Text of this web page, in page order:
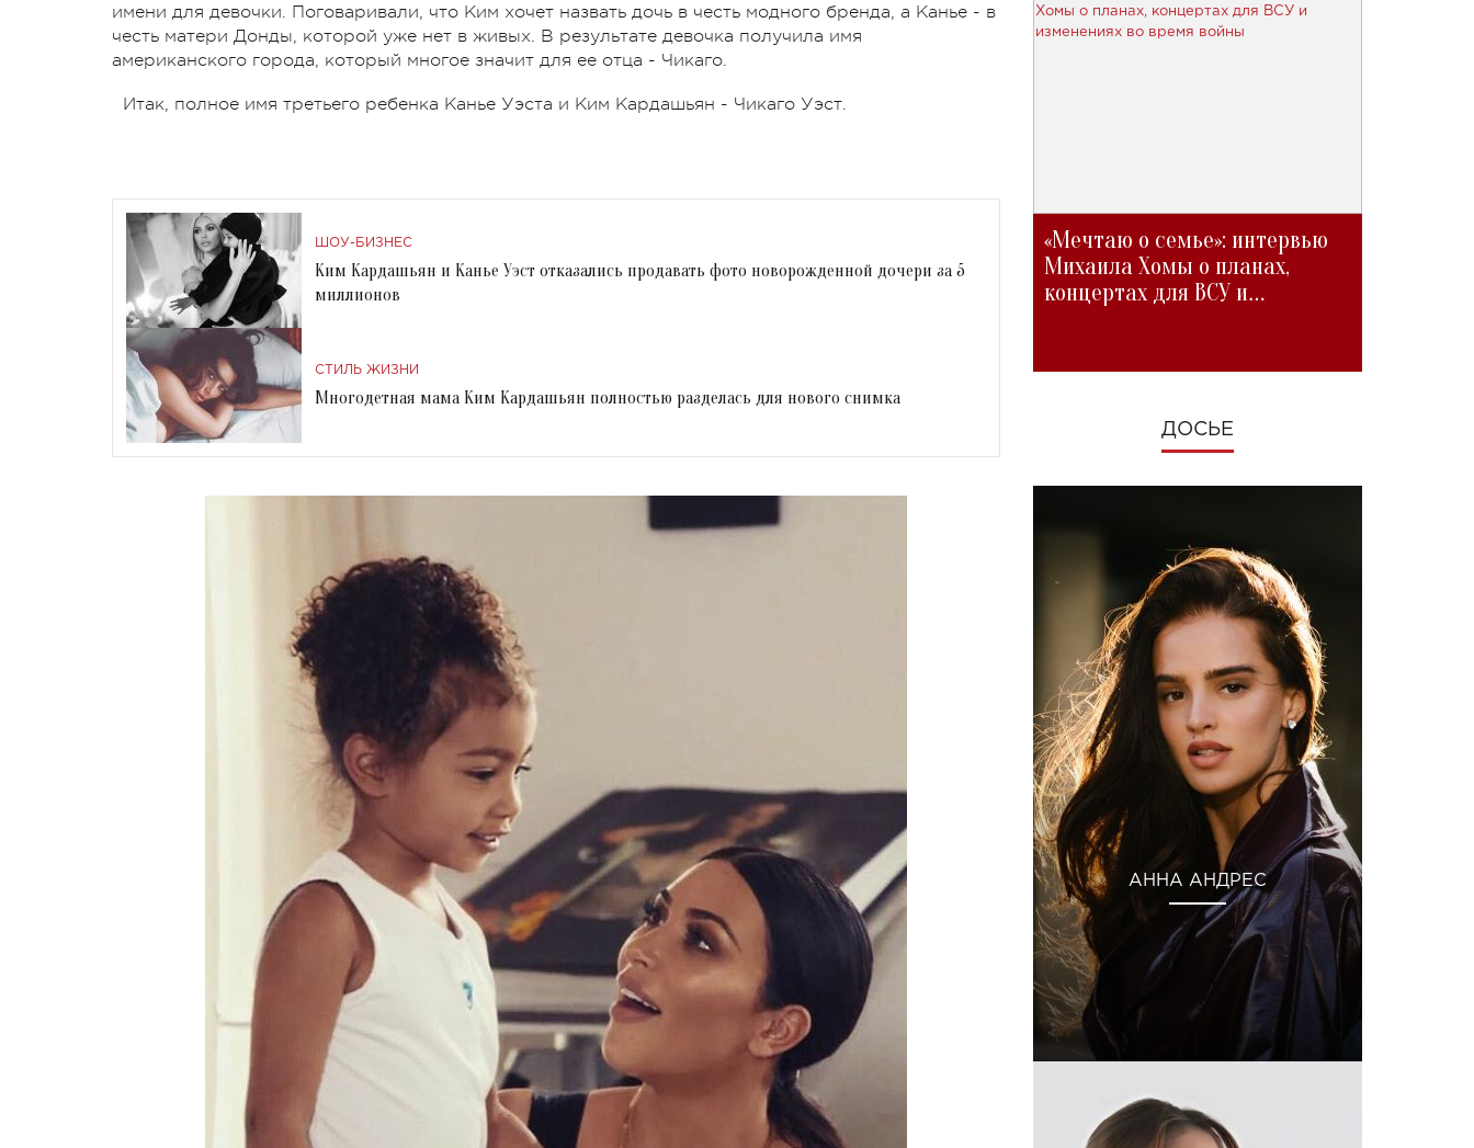
имени для девочки. Поговаривали, что Ким хочет назвать дочь в честь модного бренда, а Канье - в
честь матери Донды, которой уже нет в живых. В результате девочка получила имя
американского города, который многое значит для ее отца - Чикаго.
Итак, полное имя третьего ребенка Канье Уэста и Ким Кардашьян - Чикаго Уэст.
ШОУ-БИЗНЕС
Ким Кардашьян и Канье Уэст отказались продавать фото новорожденной дочери за 5
миллионов
СТИЛЬ ЖИЗНИ
Многодетная мама Ким Кардашьян полностью разделась для нового снимка
«Мечтаю о семье»: интервью
Михаила Хомы о планах,
концертах для ВСУ и
ДОСЬЕ
АННА АНДРЕС